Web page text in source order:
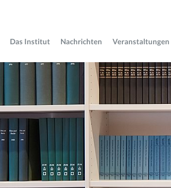
Das Institut Nachrichten Veranstaltungen